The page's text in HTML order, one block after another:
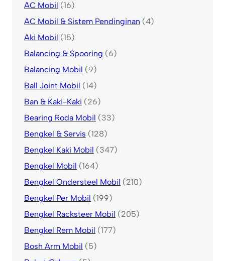
AC Mobil (16)
AC Mobil & Sistem Pendinginan (4)
Aki Mobil (15)
Balancing & Spooring (6)
Balancing Mobil (9)
Ball Joint Mobil (14)
Ban & Kaki-Kaki (26)
Bearing Roda Mobil (33)
Bengkel & Servis (128)
Bengkel Kaki Mobil (347)
Bengkel Mobil (164)
Bengkel Ondersteel Mobil (210)
Bengkel Per Mobil (199)
Bengkel Racksteer Mobil (205)
Bengkel Rem Mobil (177)
Bosh Arm Mobil (5)